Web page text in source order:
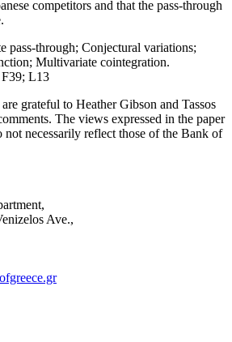
competitors and that the pass-through
pass-through; Conjectural variations;
Multivariate cointegration.
L13
grateful to Heather Gibson and Tassos
The views expressed in the paper
not necessarily reflect those of the Bank of
Ave.,